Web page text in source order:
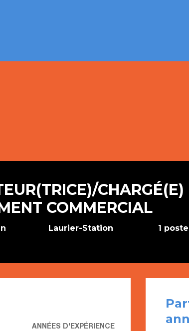
COMMERCIAL
Laurier-Station 1
ANNÉES D'EXPÉRIENCE